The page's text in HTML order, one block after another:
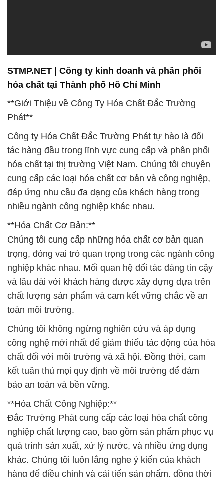
STMP.NET | Công ty kinh doanh và phân phối
hóa chất tại Thành phố Hồ Chí Minh
**Giới Thiệu về Công Ty Hóa Chất Đắc Trường
Phát**
Công ty Hóa Chất Đắc Trường Phát tự hào là đối
tác hàng đầu trong lĩnh vực cung cấp và phân phối
hóa chất tại thị trường Việt Nam. Chúng tôi chuyên
cung cấp các loại hóa chất cơ bản và công nghiệp,
đáp ứng nhu cầu đa dạng của khách hàng trong
nhiều ngành công nghiệp khác nhau.
**Hóa Chất Cơ Bản:**
Chúng tôi cung cấp những hóa chất cơ bản quan
trọng, đóng vai trò quan trọng trong các ngành công
nghiệp khác nhau. Mối quan hệ đối tác đáng tin cậy
và lâu dài với khách hàng được xây dựng dựa trên
chất lượng sản phẩm và cam kết vững chắc về an
toàn môi trường.
Chúng tôi không ngừng nghiên cứu và áp dụng
công nghệ mới nhất để giảm thiểu tác động của hóa
chất đối với môi trường và xã hội. Đồng thời, cam
kết tuân thủ mọi quy định về môi trường để đảm
bảo an toàn và bền vững.
**Hóa Chất Công Nghiệp:**
Đắc Trường Phát cung cấp các loại hóa chất công
nghiệp chất lượng cao, bao gồm sản phẩm phục vụ
quá trình sản xuất, xử lý nước, và nhiều ứng dụng
khác. Chúng tôi luôn lắng nghe ý kiến của khách
hàng để điều chỉnh và cải tiến sản phẩm, đồng thời